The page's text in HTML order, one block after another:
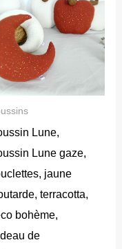
Lune,
Lune gaze,
jaune
terracotta,
bohème,
de